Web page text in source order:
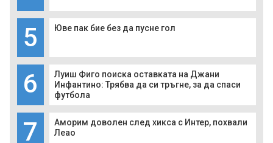
5 Юве пак бие без да пусне гол
6
Луиш Фиго поиска оставката на Джани
Инфантино: Трябва да си тръгне, за да спаси
футбола
7
Аморим доволен след хикса с Интер, похвали
Леао